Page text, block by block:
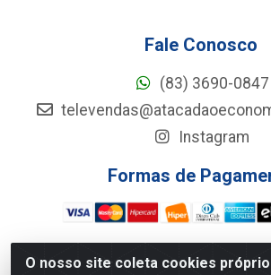
O nosso site coleta cookies
Fale Conosco
(83) 3690-0847
Instagram
Formas de